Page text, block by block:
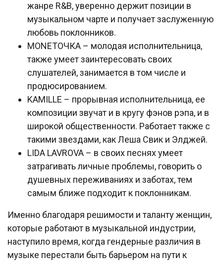
жанре R&B, уверенно держит позиции в
музыкальном чарте и получает заслуженную
любовь поклонников.
MONETОЧКА – молодая исполнительница,
также умеет заинтересовать своих
слушателей, занимается в том числе и
продюсированием.
KAMILLE – прорывная исполнительница, ее
композиции звучат и в кругу фэнов рэпа, и в
широкой общественности. Работает также с
такими звездами, как Леша Свик и Элджей.
LIDA LAVROVA – в своих песнях умеет
затрагивать личные проблемы, говорить о
душевных переживаниях и заботах, тем
самым ближе подходит к поклонникам.
Именно благодаря решимости и таланту женщин,
которые работают в музыкальной индустрии,
наступило время, когда гендерные различия в
музыке перестали быть барьером на пути к